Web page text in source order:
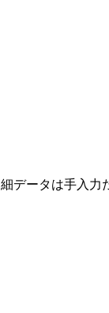
データは手入力